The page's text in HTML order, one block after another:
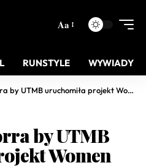
Aa
RUNSTYLE WYWIADY
UTMB uruchomiła projekt Women Step Up
by UTMB
Women